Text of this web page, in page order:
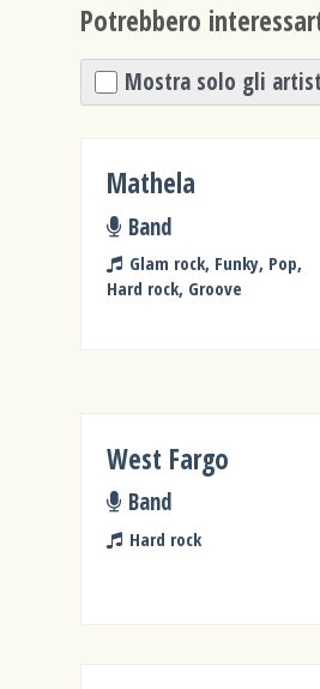
Potrebbero
Mostra solo gli
Mathela
Band
Glam rock, Funky, Pop,
Hard rock, Groove
West Fargo
Band
Hard rock